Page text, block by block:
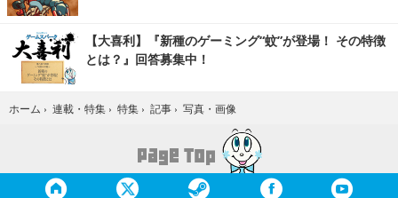
【大喜利】『新種のゲーミング“蚊”が登場！ その特徴
とは？』回答募集中！
ホーム › 連載・特集 › 特集 › 記事 › 写真・画像